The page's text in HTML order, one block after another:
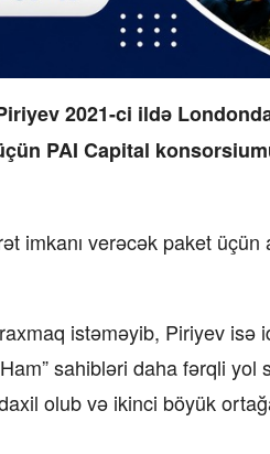
2021-ci ildə
PAI Capital
imkanı verəcək paket üçün
istəməyib, Piriyev isə
sahibləri daha fərqli yol
olub və ikinci böyük